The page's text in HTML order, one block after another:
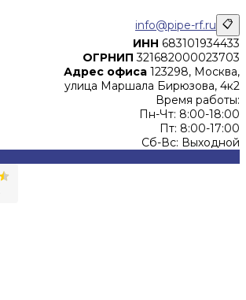
info@pipe-rf.ru 📋
ИНН 683101934433
ОГРНИП 321682000023703
Адрес офиса 123298, Москва,
улица Маршала Бирюзова, 4к2
Время работы:
Пн-Чт: 8:00-18:00
Пт: 8:00-17:00
Сб-Вс: Выходной